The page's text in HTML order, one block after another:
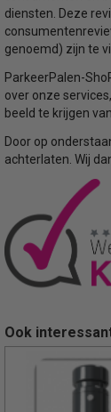
diensten. Deze
genoemd) zijn te
ParkeerPalen-
over onze
beeld te krijgen
Door op
achterlaten. Wij
Ook